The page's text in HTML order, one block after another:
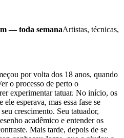
— toda semanaArtistas, técnicas,
por volta dos 18 anos, quando
o processo de perto o
experimentar tatuar. No início, os
esperava, mas essa fase se
crescimento. Seu tatuador,
acadêmico e entender os
Mais tarde, depois de se